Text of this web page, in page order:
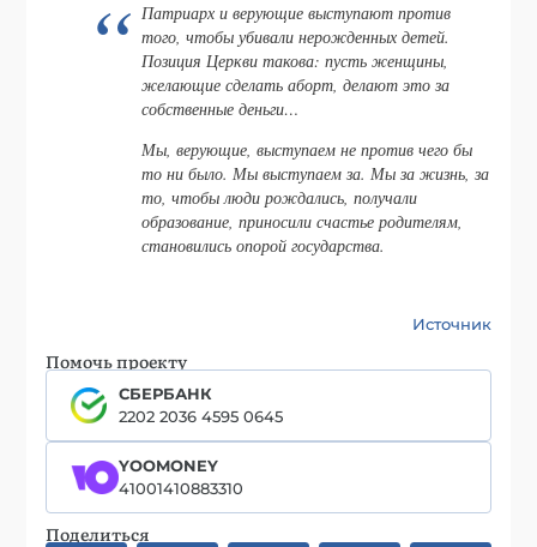
Патриарх и верующие выступают против
того, чтобы убивали нерожденных детей.
Позиция Церкви такова: пусть женщины,
желающие сделать аборт, делают это за
собственные деньги…
Мы, верующие, выступаем не против чего бы
то ни было. Мы выступаем за. Мы за жизнь, за
то, чтобы люди рождались, получали
образование, приносили счастье родителям,
становились опорой государства.
Источник
Помочь проекту
СБЕРБАНК
2202 2036 4595 0645
YOOMONEY
41001410883310
Поделиться